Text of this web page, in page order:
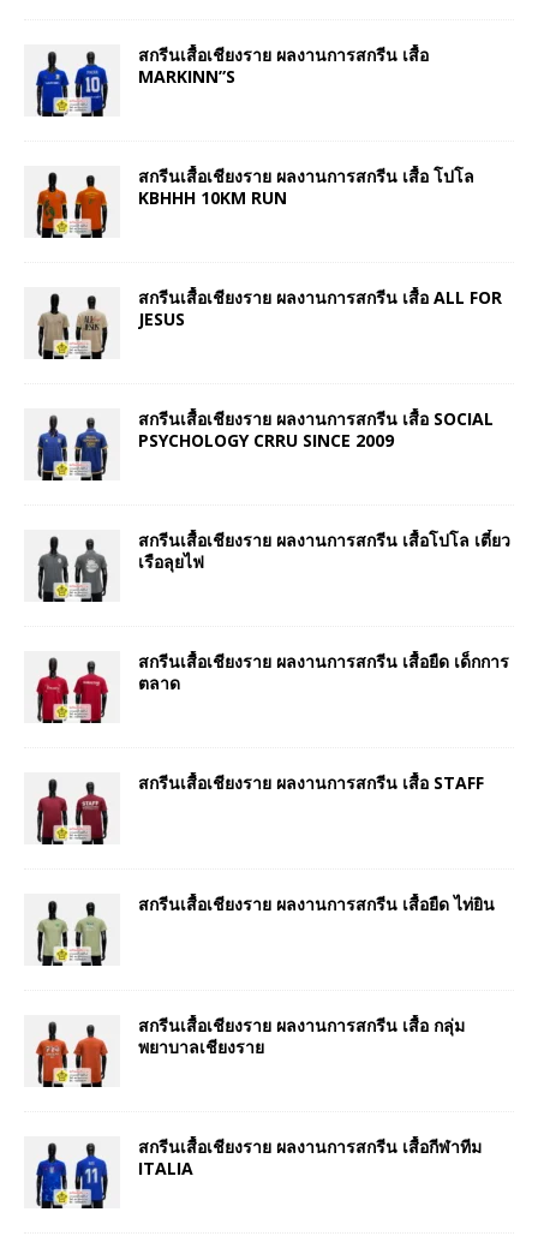
สกรีนเสื้อเชียงราย ผลงานการสกรีน เสื้อ
MARKINN”S
สกรีนเสื้อเชียงราย ผลงานการสกรีน เสื้อ โปโล
KBHHH 10KM RUN
สกรีนเสื้อเชียงราย ผลงานการสกรีน เสื้อ ALL FOR
JESUS
สกรีนเสื้อเชียงราย ผลงานการสกรีน เสื้อ SOCIAL
PSYCHOLOGY CRRU SINCE 2009
สกรีนเสื้อเชียงราย ผลงานการสกรีน เสื้อโปโล เตี๋ยว
เรือลุยไฟ
สกรีนเสื้อเชียงราย ผลงานการสกรีน เสื้อยืด เด็กการ
ตลาด
สกรีนเสื้อเชียงราย ผลงานการสกรีน เสื้อ STAFF
สกรีนเสื้อเชียงราย ผลงานการสกรีน เสื้อยืด ไท่ยิน
สกรีนเสื้อเชียงราย ผลงานการสกรีน เสื้อ กลุ่ม
พยาบาลเชียงราย
สกรีนเสื้อเชียงราย ผลงานการสกรีน เสื้อกีฬาทีม
ITALIA